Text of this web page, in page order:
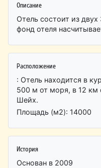
Описание
Отель состоит из
фонд отеля
Расположение
: Отель находится в
500 м от моря, в 12 км
Шейх.
Площадь (м2): 14000
История
Основан в 2009